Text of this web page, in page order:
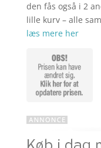
den fås også i 2
lille kurv – alle
læs mere her